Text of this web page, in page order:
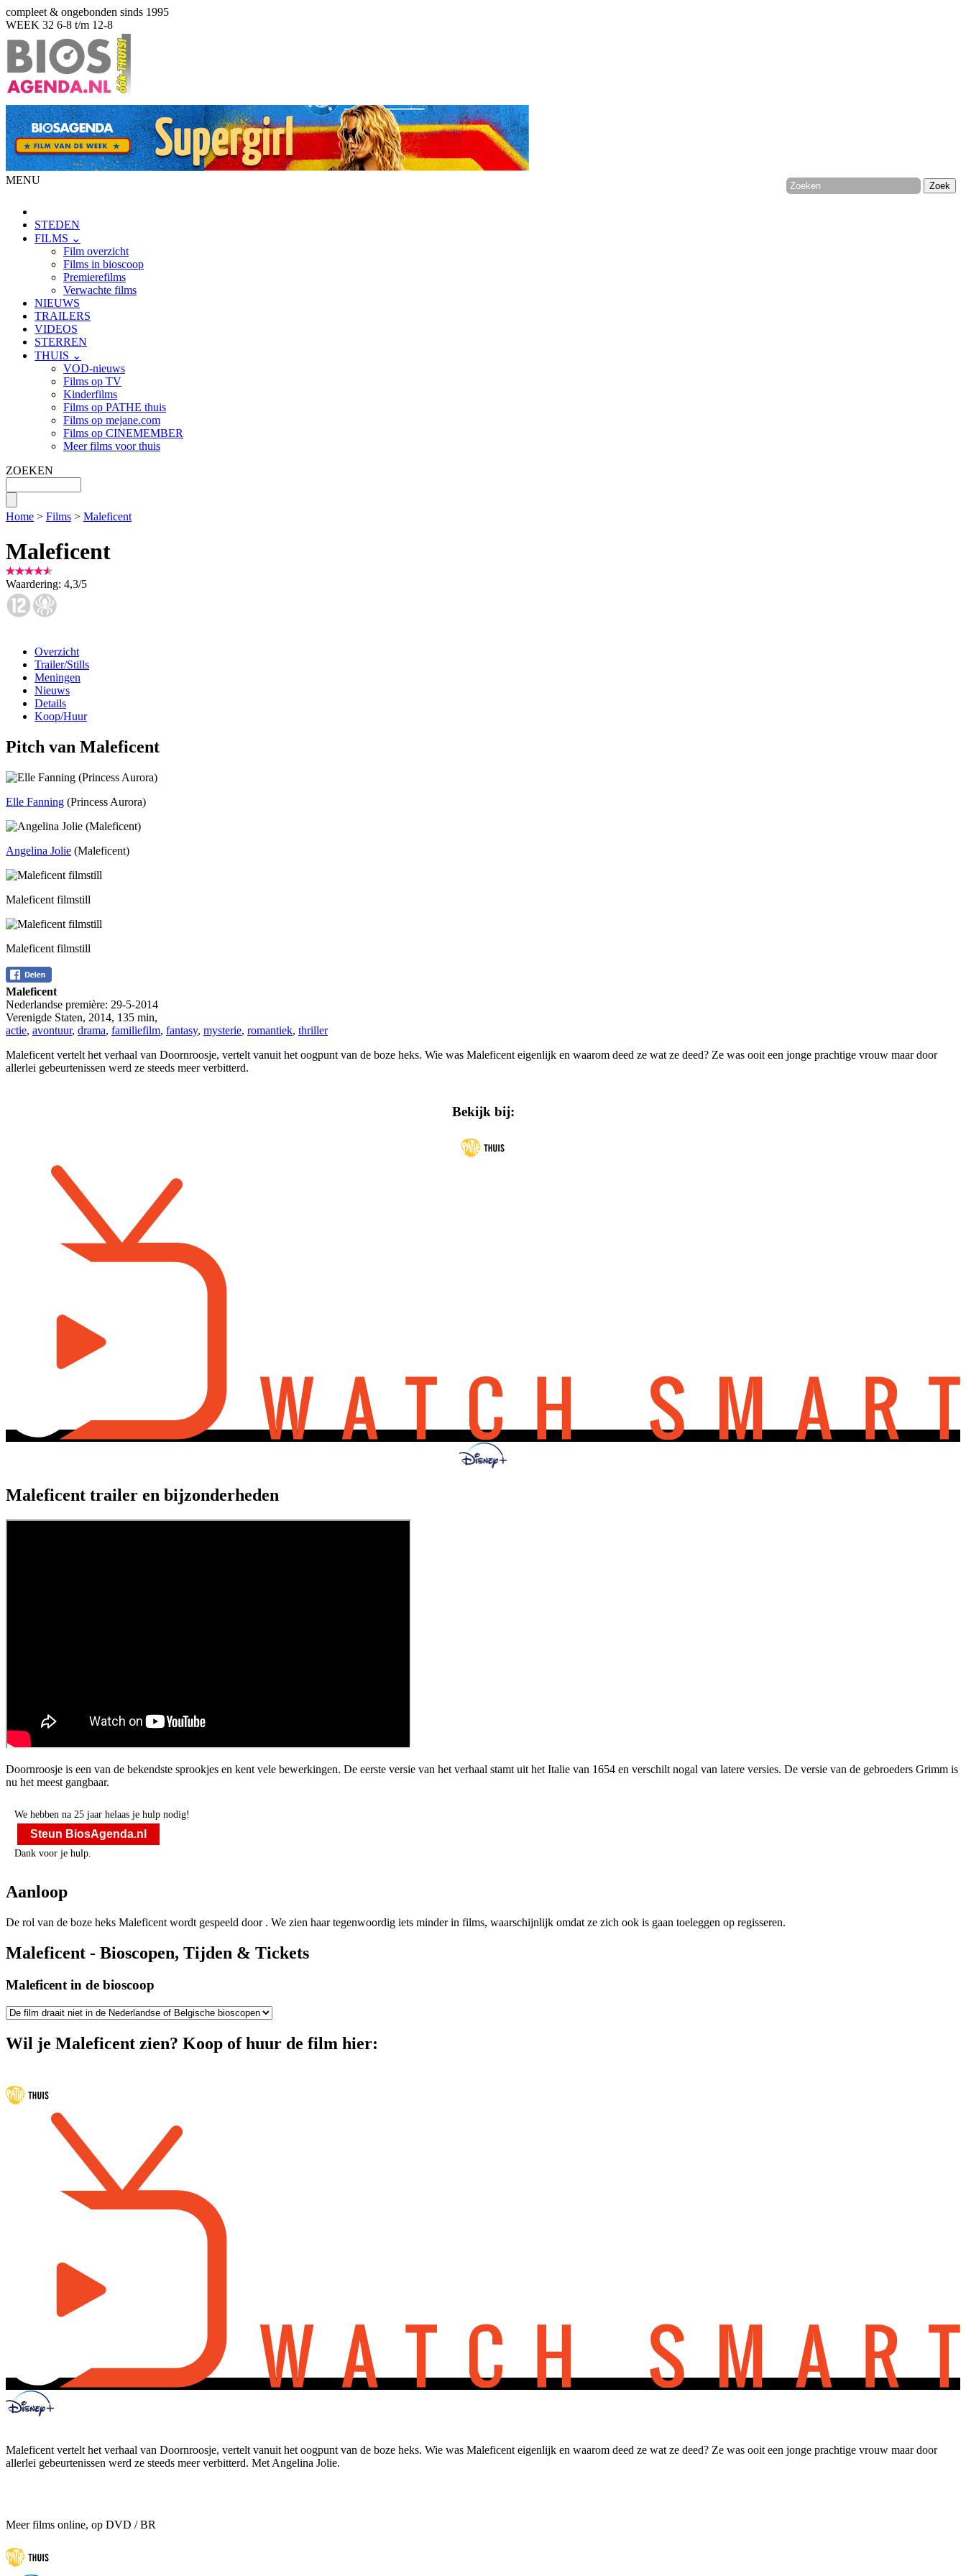
compleet & ongebonden sinds 1995
WEEK 32 6-8 t/m 12-8
MENU
STEDEN
FILMS ⌄
Film overzicht
Films in bioscoop
Premierefilms
Verwachte films
NIEUWS
TRAILERS
VIDEOS
STERREN
THUIS ⌄
VOD-nieuws
Films op TV
Kinderfilms
Films op PATHE thuis
Films op mejane.com
Films op CINEMEMBER
Meer films voor thuis
ZOEKEN
Home > Films > Maleficent
Maleficent
Waardering: 4,3/5
Overzicht
Trailer/Stills
Meningen
Nieuws
Details
Koop/Huur
Pitch van Maleficent
Elle Fanning (Princess Aurora)
Angelina Jolie (Maleficent)
Maleficent filmstill
Maleficent filmstill
Maleficent
Nederlandse première: 29-5-2014
Verenigde Staten, 2014, 135 min,
actie, avontuur, drama, familiefilm, fantasy, mysterie, romantiek, thriller
Maleficent vertelt het verhaal van Doornroosje, vertelt vanuit het oogpunt van de boze heks. Wie was Maleficent eigenlijk en waarom deed ze wat ze deed? Ze was ooit een jonge prachtige vrouw maar door
allerlei gebeurtenissen werd ze steeds meer verbitterd.
Bekijk bij:
Maleficent trailer en bijzonderheden
Doornroosje is een van de bekendste sprookjes en kent vele bewerkingen. De eerste versie van het verhaal stamt uit het Italie van 1654 en verschilt nogal van latere versies. De versie van de gebroeders Grimm is
nu het meest gangbaar.
We hebben na 25 jaar helaas je hulp nodig!
Steun BiosAgenda.nl
Dank voor je hulp.
Aanloop
De rol van de boze heks Maleficent wordt gespeeld door . We zien haar tegenwoordig iets minder in films, waarschijnlijk omdat ze zich ook is gaan toeleggen op regisseren.
Maleficent - Bioscopen, Tijden & Tickets
Maleficent in de bioscoop
Wil je Maleficent zien? Koop of huur de film hier:
Maleficent vertelt het verhaal van Doornroosje, vertelt vanuit het oogpunt van de boze heks. Wie was Maleficent eigenlijk en waarom deed ze wat ze deed? Ze was ooit een jonge prachtige vrouw maar door
allerlei gebeurtenissen werd ze steeds meer verbitterd. Met Angelina Jolie.
Meer films online, op DVD / BR